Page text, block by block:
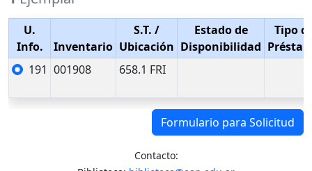
U.
Info.
Inventario
S.T. /
Ubicación
Estado de
Disponibilidad
Tipo
191 001908 658.1 FRI
Formulario para Solicitud
Contacto: